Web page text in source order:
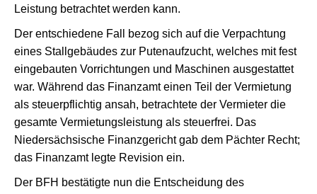
Leistung betrachtet werden kann.
Der entschiedene Fall bezog sich auf die Verpachtung
eines Stallgebäudes zur Putenaufzucht, welches mit fest
eingebauten Vorrichtungen und Maschinen ausgestattet
war. Während das Finanzamt einen Teil der Vermietung
als steuerpflichtig ansah, betrachtete der Vermieter die
gesamte Vermietungsleistung als steuerfrei. Das
Niedersächsische Finanzgericht gab dem Pächter Recht;
das Finanzamt legte Revision ein.
Der BFH bestätigte nun die Entscheidung des